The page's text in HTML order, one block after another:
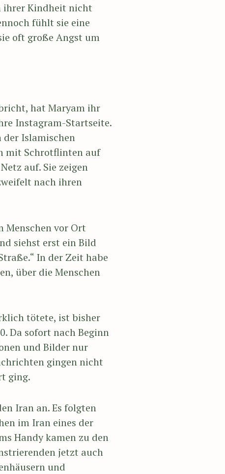
ihrer Kindheit nicht
fühlt sie eine
oft große Angst um
hat Maryam ihr
Instagram-Startseite.
der Islamischen
mit Schrotflinten auf
auf. Sie zeigen
nach ihren
Menschen vor Ort
siehst erst ein Bild
In der Zeit habe
über die Menschen
tötete, ist bisher
Da sofort nach Beginn
und Bilder nur
gingen nicht
ging.
Iran an. Es folgten
im Iran eines der
Handy kamen zu den
jetzt auch
und